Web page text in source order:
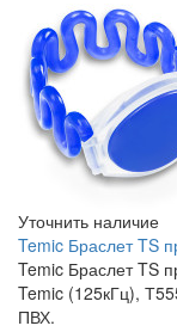
Уточнить наличие
Temic Браслет TS
Temic Браслет TS
Temic (125кГц),
ПВХ.